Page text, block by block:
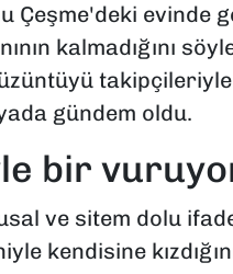
Çeşme'deki evinde
kalmadığını
gündem oldu.
bir
ve sitem dolu
kendisine